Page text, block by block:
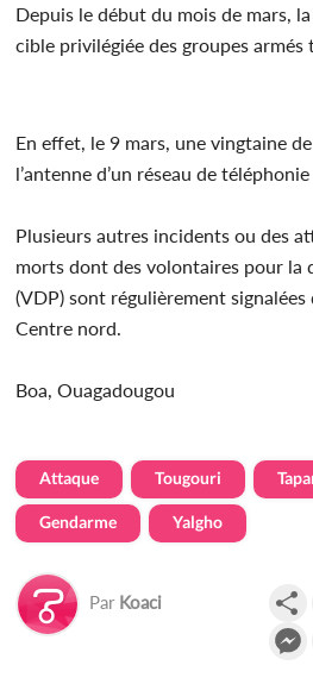
Depuis le début du mois de mars,
cible privilégiée des groupes armés
En effet, le 9 mars, une vingtaine
l’antenne d’un réseau de
Plusieurs autres incidents ou des
morts dont des volontaires pour la
(VDP) sont régulièrement signalées
Centre nord.
Boa, Ouagadougou
Attaque Tougouri
Gendarme Yalgho
Par Koaci